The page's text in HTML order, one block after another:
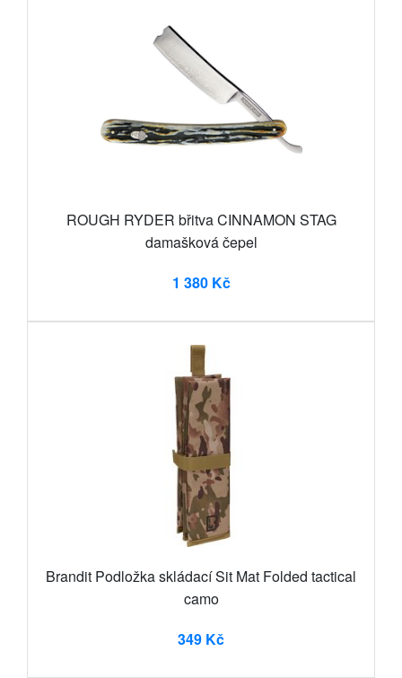
ROUGH RYDER břitva CINNAMON STAG
damašková čepel
1 380 Kč
Brandit Podložka skládací Sit Mat Folded tactical
camo
349 Kč